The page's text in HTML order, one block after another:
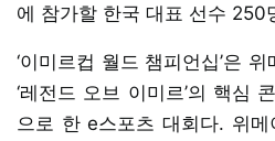
에 참가할 한국 대표 선수 250
‘이미르컵 월드 챔피언십’은
‘레전드 오브 이미르’의 핵심
으로 한 e스포츠 대회다. 위